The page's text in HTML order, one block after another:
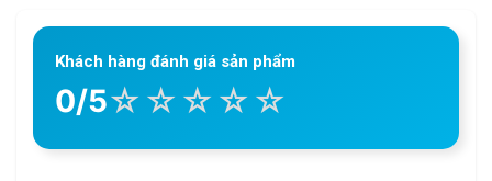
Khách hàng đánh giá sản phẩm
0/5☆ ☆ ☆ ☆ ☆